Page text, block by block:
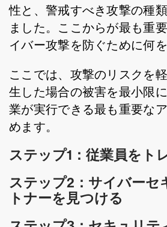
性と、警戒すべき攻撃の種
ました。ここからが最も重
イバー攻撃を防ぐために何
ここでは、攻撃のリスクを
生した場合の被害を最小限
業が実行できる最も重要な
めます。
ステップ1：従業員をト
ステップ2：サイバーセ
トナーを見つける